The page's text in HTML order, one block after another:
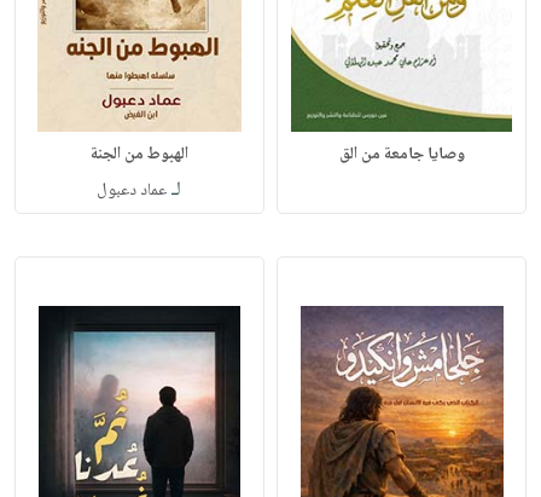
وصايا جامعة من الق الهبوط من الجنة
لـعماد دعبول